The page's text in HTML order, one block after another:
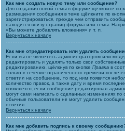
Как мне создать новую тему или сообщение?
Для создания новой темы в форуме щёлкните по
размещения сообщения в теме щёлкните по
зарегистрироваться, прежде чем отправить
находится внизу страниц форума или темы.
«Вы можете добавлять вложения» и т. п.
Вернуться к началу
Как мне отредактировать или удалить
Если вы не являетесь администратором или
редактировать и удалять только свои
редактированию, щёлкнув по кнопке Правка в
только в течение ограниченного времени после
ответил на сообщение, то под ним появится
количество правок, а также дату и время
появляется, если сообщение редактировал
могут сами написать о сделанных изменениях по
обычные пользователи не могут удалить
ответил.
Вернуться к началу
Как мне добавить подпись к своему